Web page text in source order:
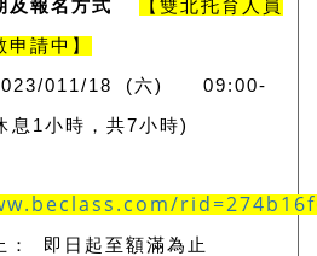
及報名方式 【雙北托育人員
請中】
2023/011/18 (六) 09:00-
息1小時，共7小時)
即日起至額滿為止